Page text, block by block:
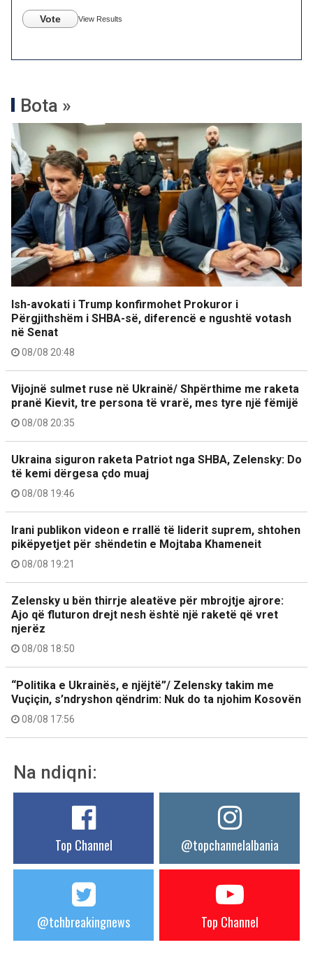
Vote View Results
Bota »
Ish-avokati i Trump konfirmohet Prokuror i
Përgjithshëm i SHBA-së, diferencë e ngushtë votash
në Senat
08/08 20:48
Vijojnë sulmet ruse në Ukrainë/ Shpërthime me raketa
pranë Kievit, tre persona të vrarë, mes tyre një fëmijë
08/08 20:35
Ukraina siguron raketa Patriot nga SHBA, Zelensky: Do
të kemi dërgesa çdo muaj
08/08 19:46
Irani publikon videon e rrallë të liderit suprem, shtohen
pikëpyetjet për shëndetin e Mojtaba Khameneit
08/08 19:21
Zelensky u bën thirrje aleatëve për mbrojtje ajrore:
Ajo që fluturon drejt nesh është një raketë që vret
njerëz
08/08 18:50
“Politika e Ukrainës, e njëjtë”/ Zelensky takim me
Vuçiçin, s’ndryshon qëndrim: Nuk do ta njohim Kosovën
08/08 17:56
Na ndiqni:
Top Channel @topchannelalbania
@tchbreakingnews Top Channel